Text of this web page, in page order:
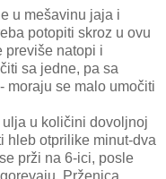
u mešavinu jaja i
potopiti skroz u ovu
previše natopi i
sa jedne, pa sa
moraju se malo umočiti
u količini dovoljnoj
hleb otprilike minut-dva
prži na 6-ici, posle
Prženica